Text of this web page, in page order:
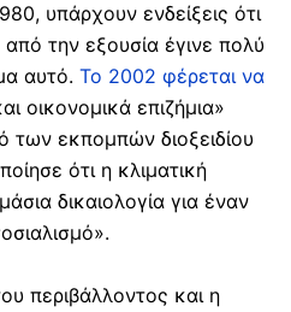
υπάρχουν ενδείξεις ότι
την εξουσία έγινε πολύ
αυτό. Το 2002 φέρεται να
οικονομικά επιζήμια»
των εκπομπών διοξειδίου
ότι η κλιματική
δικαιολογία για έναν
περιβάλλοντος και η